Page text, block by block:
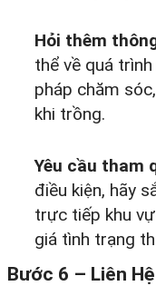
Hỏi thêm
thể về quá
pháp chăm
khi trồng.
Yêu cầu tham
điều kiện, hãy
trực tiếp khu
giá tình trạng
Bước 6 – Liên